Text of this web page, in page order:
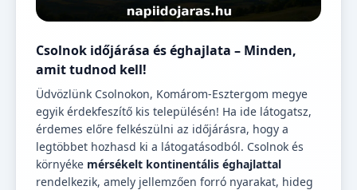
Csolnok időjárása és éghajlata – Minden,
amit tudnod kell!
Üdvözlünk Csolnokon, Komárom-Esztergom megye
egyik érdekfeszítő kis településén! Ha ide látogatsz,
érdemes előre felkészülni az időjárásra, hogy a
legtöbbet hozhasd ki a látogatásodból. Csolnok és
környéke mérsékelt kontinentális éghajlattal
rendelkezik, amely jellemzően forró nyarakat, hideg